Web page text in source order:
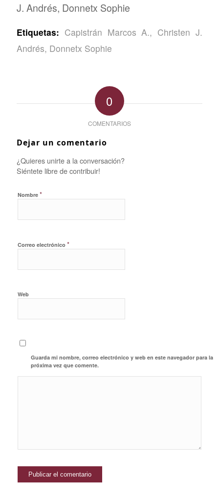
J. Andrés, Donnetx Sophie
Etiquetas: Capistrán Marcos A., Christen J.
Andrés, Donnetx Sophie
0
COMENTARIOS
Dejar un comentario
¿Quieres unirte a la conversación?
Siéntete libre de contribuir!
Nombre *
Correo electrónico *
Web
Guarda mi nombre, correo electrónico y web en este navegador para la
próxima vez que comente.